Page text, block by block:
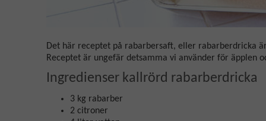
Det här receptet på rabarbersaft, eller rabarberdricka
Receptet är ungefär detsamma vi använder för äpplen
Ingredienser kallrörd rabarberdricka
3 kg rabarber
2 citroner